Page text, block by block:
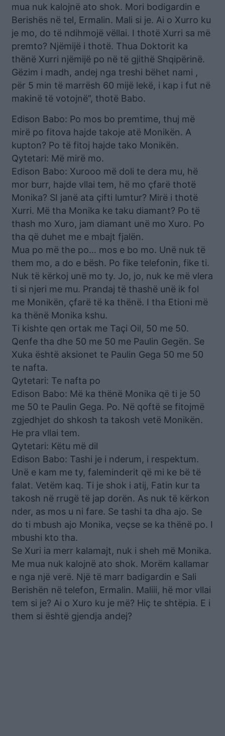
mua nuk kalojnë ato shok. Mori bodigardin e
Berishës në tel, Ermalin. Mali si je. Ai o Xurro ku
je mo, do të ndihmojë vëllai. I thotë Xurri sa më
premto? Njëmijë i thotë. Thua Doktorit ka
thënë Xurri njëmijë po në të gjithë Shqipërinë.
Gëzim i madh, andej nga treshi bëhet nami ,
për 5 min të marrësh 60 mijë lekë, i kap i fut në
makinë të votojnë”, thotë Babo.
Edison Babo: Po mos bo premtime, thuj më
mirë po fitova hajde takoje atë Monikën. A
kupton? Po të fitoj hajde tako Monikën.
Qytetari: Më mirë mo.
Edison Babo: Xurooo më doli te dera mu, hë
mor burr, hajde vllai tem, hë mo çfarë thotë
Monika? SI janë ata çifti lumtur? Mirë i thotë
Xurri. Më tha Monika ke taku diamant? Po të
thash mo Xuro, jam diamant unë mo Xuro. Po
tha që duhet me e mbajt fjalën.
Mua po më the po… mos e bo mo. Unë nuk të
them mo, a do e bësh. Po fike telefonin, fike ti.
Nuk të kërkoj unë mo ty. Jo, jo, nuk ke më vlera
ti si njeri me mu. Prandaj të thashë unë ik fol
me Monikën, çfarë të ka thënë. I tha Etioni më
ka thënë Monika kshu.
Ti kishte qen ortak me Taçi Oil, 50 me 50.
Qenfe tha dhe 50 me 50 me Paulin Gegën. Se
Xuka është aksionet te Paulin Gega 50 me 50
te nafta.
Qytetari: Te nafta po
Edison Babo: Më ka thënë Monika që ti je 50
me 50 te Paulin Gega. Po. Në qoftë se fitojmë
zgjedhjet do shkosh ta takosh vetë Monikën.
He pra vllai tem.
Qytetari: Këtu më dil
Edison Babo: Tashi je i nderum, i respektum.
Unë e kam me ty, faleminderit që mi ke bë të
falat. Vetëm kaq. Ti je shok i atij, Fatin kur ta
takosh në rrugë të jap dorën. As nuk të kërkon
nder, as mos u ni fare. Se tashi ta dha ajo. Se
do ti mbush ajo Monika, veçse se ka thënë po. I
mbushi kto tha.
Se Xuri ia merr kalamajt, nuk i sheh më Monika.
Me mua nuk kalojnë ato shok. Morëm kallamar
e nga një verë. Një të marr badigardin e Sali
Berishën në telefon, Ermalin. Maliii, hë mor vllai
tem si je? Ai o Xuro ku je më? Hiç te shtëpia. E i
them si është gjendja andej?